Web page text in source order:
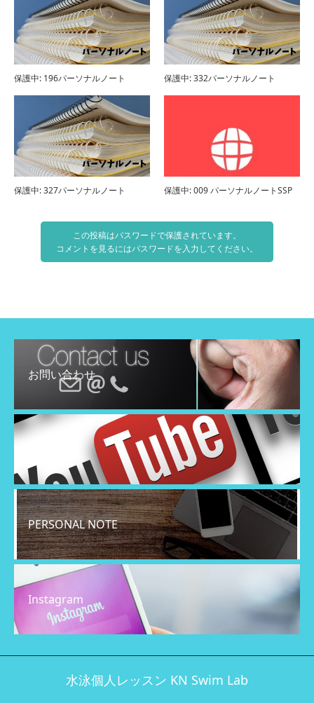
保護中: 196パーソナルノート 保護中: 332パーソナルノート
保護中: 327パーソナルノート 保護中: 009 パーソナルノートSSP
この投稿はパスワードで保護されています。
コメントを見るにはパスワードを入力してください。
お問い合わせ
PERSONAL NOTE
Instagram
水泳個人レッスン KN Swim Lab